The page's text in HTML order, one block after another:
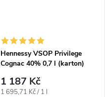
Hennessy VSOP Privilege
Cognac 40% 0,7 l (karton)
1 187 Kč
Měrná
1 695,71 Kč / 1 l